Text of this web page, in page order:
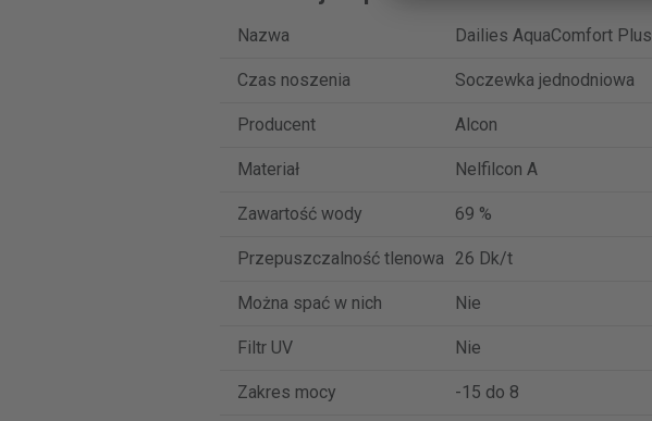
Nazwa Dailies AquaComfort Plus
Czas noszenia Soczewka jednodniowa
Producent Alcon
Materiał Nelfilcon A
Zawartość wody 69 %
Przepuszczalność tlenowa 26 Dk/t
Można spać w nich Nie
Filtr UV Nie
Zakres mocy -15 do 8